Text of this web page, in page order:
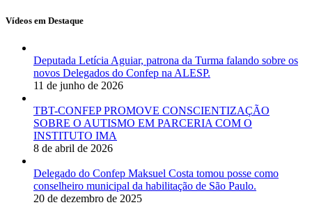
Vídeos em Destaque
Deputada Letícia Aguiar, patrona da Turma falando sobre os
novos Delegados do Confep na ALESP.
11 de junho de 2026
TBT-CONFEP PROMOVE CONSCIENTIZAÇÃO
SOBRE O AUTISMO EM PARCERIA COM O
INSTITUTO IMA
8 de abril de 2026
Delegado do Confep Maksuel Costa tomou posse como
conselheiro municipal da habilitação de São Paulo.
20 de dezembro de 2025